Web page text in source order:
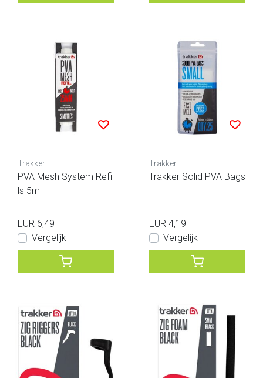
Trakker
PVA Mesh System Refil
ls 5m
EUR 6,49
Vergelijk
Trakker
Trakker Solid PVA Bags
EUR 4,19
Vergelijk